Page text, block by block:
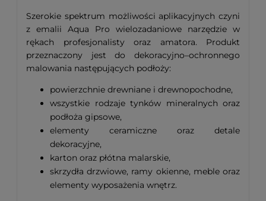
Szerokie spektrum możliwości aplikacyjnych czyni
z emalii Aqua Pro wielozadaniowe narzędzie w
rękach profesjonalisty oraz amatora. Produkt
przeznaczony jest do dekoracyjno–ochronnego
malowania następujących podłoży:
powierzchnie drewniane i drewnopochodne,
wszystkie rodzaje tynków mineralnych oraz
podłoża gipsowe,
elementy ceramiczne oraz detale
dekoracyjne,
karton oraz płótna malarskie,
skrzydła drzwiowe, ramy okienne, meble oraz
elementy wyposażenia wnętrz.